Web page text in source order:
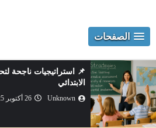
الصفحات
📌 استراتيجيات ناجحة
الابتدائي
Unknown 26 أكتوبر 2025